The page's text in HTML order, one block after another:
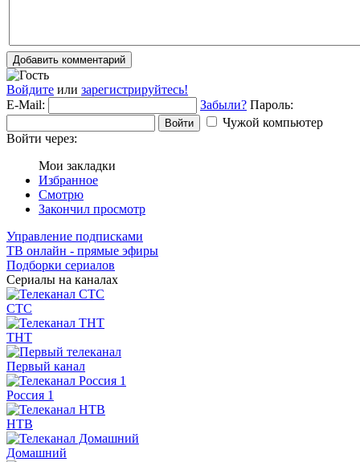
Добавить комментарий
Войдите или зарегистрируйтесь!
E-Mail:
Забыли? Пароль:
Войти
Чужой компьютер
Войти через:
Мои закладки
Избранное
Смотрю
Закончил просмотр
Управление подписками
ТВ онлайн - прямые эфиры
Подборки сериалов
Сериалы на каналах
СТС
ТНТ
Первый канал
Россия 1
НТВ
Домашний